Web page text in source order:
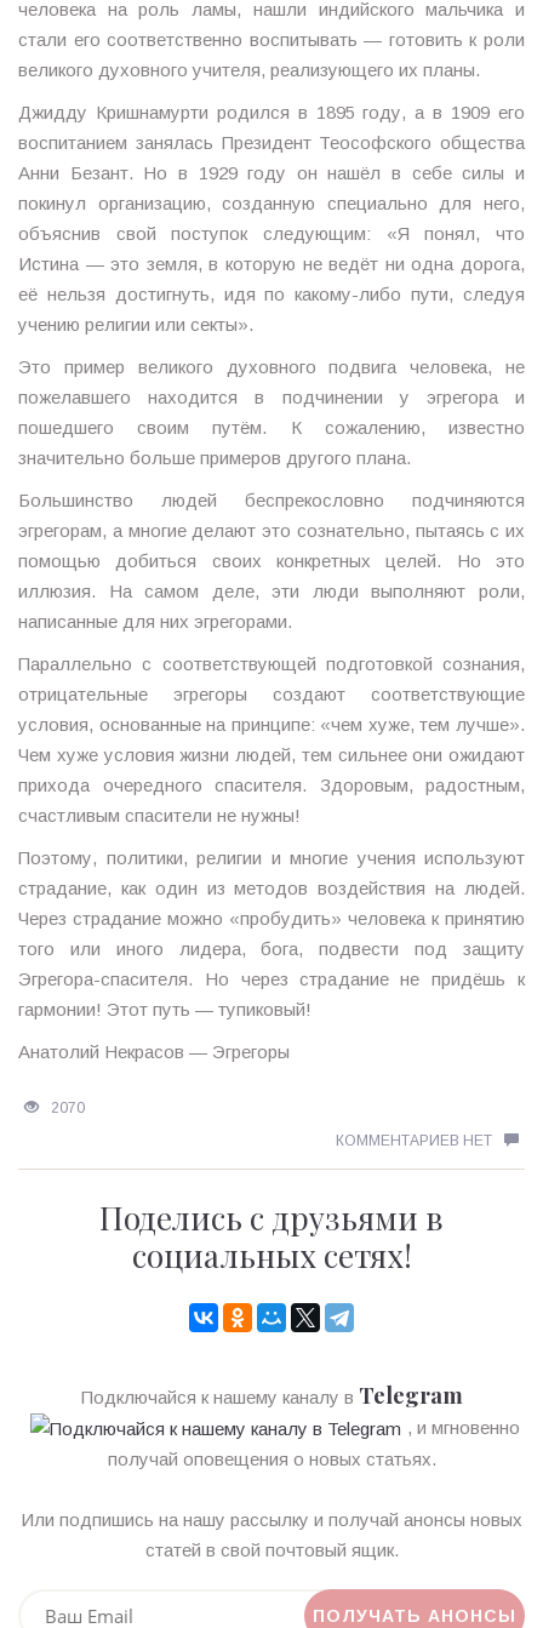
человека на роль ламы, нашли индийского мальчика и
стали его соответственно воспитывать — готовить к роли
великого духовного учителя, реализующего их планы.
Джидду Кришнамурти родился в 1895 году, а в 1909 его
воспитанием занялась Президент Теософского общества
Анни Безант. Но в 1929 году он нашёл в себе силы и
покинул организацию, созданную специально для него,
объяснив свой поступок следующим: «Я понял, что
Истина — это земля, в которую не ведёт ни одна дорога,
её нельзя достигнуть, идя по какому-либо пути, следуя
учению религии или секты».
Это пример великого духовного подвига человека, не
пожелавшего находится в подчинении у эгрегора и
пошедшего своим путём. К сожалению, известно
значительно больше примеров другого плана.
Большинство людей беспрекословно подчиняются
эгрегорам, а многие делают это сознательно, пытаясь с их
помощью добиться своих конкретных целей. Но это
иллюзия. На самом деле, эти люди выполняют роли,
написанные для них эгрегорами.
Параллельно с соответствующей подготовкой сознания,
отрицательные эгрегоры создают соответствующие
условия, основанные на принципе: «чем хуже, тем лучше».
Чем хуже условия жизни людей, тем сильнее они ожидают
прихода очередного спасителя. Здоровым, радостным,
счастливым спасители не нужны!
Поэтому, политики, религии и многие учения используют
страдание, как один из методов воздействия на людей.
Через страдание можно «пробудить» человека к принятию
того или иного лидера, бога, подвести под защиту
Эгрегора-спасителя. Но через страдание не придёшь к
гармонии! Этот путь — тупиковый!
Анатолий Некрасов — Эгрегоры
2070
КОММЕНТАРИЕВ НЕТ
Поделись с друзьями в
социальных сетях!
Подключайся к нашему каналу в Telegram
, и мгновенно
получай оповещения о новых статьях.
Или подпишись на нашу рассылку и получай анонсы новых
статей в свой почтовый ящик.